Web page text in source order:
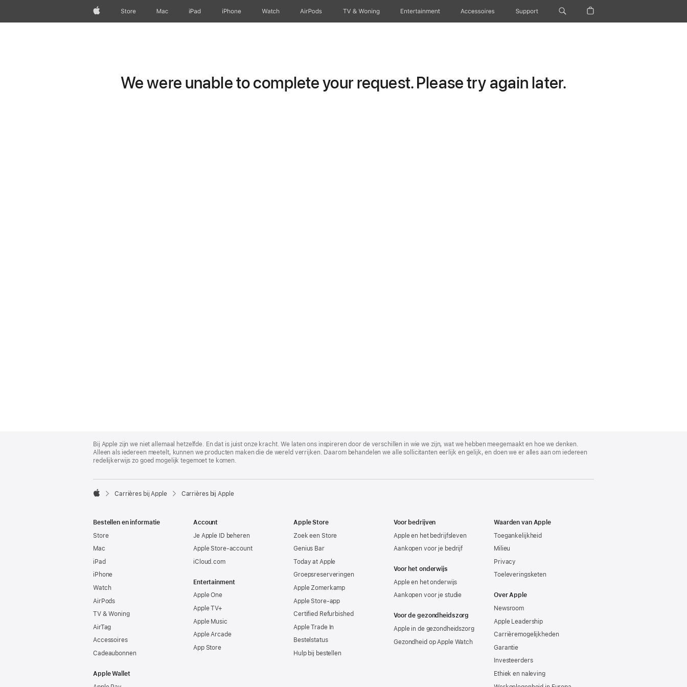
AppleStore Mac iPad iPhone Watch AirPods TV & Woning Entertainment Accessoires Support
We were unable to complete your request. Please try again later.
Footer
Bij Apple zijn we niet allemaal hetzelfde. En dat is juist onze kracht. We laten ons inspireren door de verschillen in wie we zijn, wat we hebben meegemaakt en hoe we denken.
Alleen als iedereen meetelt, kunnen we producten maken die de wereld verrijken. Daarom behandelen we alle sollicitanten eerlijk en gelijk, en doen we er alles aan om iedereen
redelijkerwijs zo goed mogelijk tegemoet te komen.

Carrières bij Apple Carrières bij Apple
Bestellen en informatie
Store
Mac
iPad
iPhone
Watch
AirPods
TV & Woning
AirTag
Accessoires
Cadeaubonnen
Apple Wallet
Account
Je Apple ID beheren
Apple Store-account
iCloud.com
Entertainment
Apple One
Apple TV+
Apple Music
Apple Arcade
App Store
Apple Store
Zoek een Store
Genius Bar
Today at Apple
Groepsreserveringen
Apple Zomerkamp
Apple Store-app
Certified Refurbished
Apple Trade In
Bestelstatus
Hulp bij bestellen
Voor bedrijven
Apple en het bedrijfsleven
Aankopen voor je bedrijf
Voor het onderwijs
Apple en het onderwijs
Aankopen voor je studie
Voor de gezondheidszorg
Apple in de gezondheidszorg
Gezondheid op Apple Watch
Waarden van Apple
Toegankelijkheid
Milieu
Privacy
Toeleveringsketen
Over Apple
Newsroom
Apple Leadership
Carrièremogelijkheden
Garantie
Investeerders
Ethiek en naleving